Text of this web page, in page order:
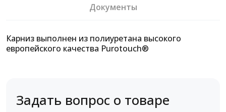
Документы
Карниз выполнен из полиуретана высокого
европейского качества Purotouch®
Задать вопрос о товаре